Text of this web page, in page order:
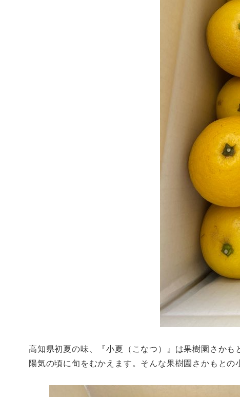
高知県初夏の味、『小夏（こなつ）』は果樹園さか
陽気の頃に旬をむかえます。そんな果樹園さかもと